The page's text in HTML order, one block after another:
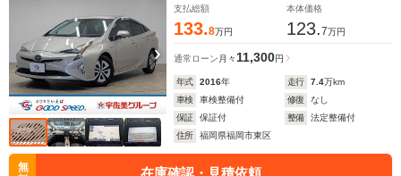
支払総額
133.8万円
本体価格
123.7万円
通常ローン 月々 11,300円
年式 2016年 走行 7.4万km
車検
車検整備付 修復
なし
保証
保証付 整備
法定整備付
住所
福岡県福岡市東区
無